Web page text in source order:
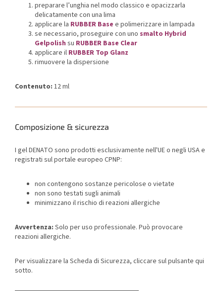
preparare l’unghia nel modo classico e opacizzarla
delicatamente con una lima
applicare la RUBBER Base e polimerizzare in lampada
se necessario, proseguire con uno smalto Hybrid
Gelpolish su RUBBER Base Clear
applicare il RUBBER Top Glanz
rimuovere la dispersione
Contenuto: 12 ml
Composizione & sicurezza
I gel DENATO sono prodotti esclusivamente nell'UE o negli USA e
registrati sul portale europeo CPNP:
non contengono sostanze pericolose o vietate
non sono testati sugli animali
minimizzano il rischio di reazioni allergiche
Avvertenza: Solo per uso professionale. Può provocare
reazioni allergiche.
Per visualizzare la Scheda di Sicurezza, cliccare sul pulsante qui
sotto.